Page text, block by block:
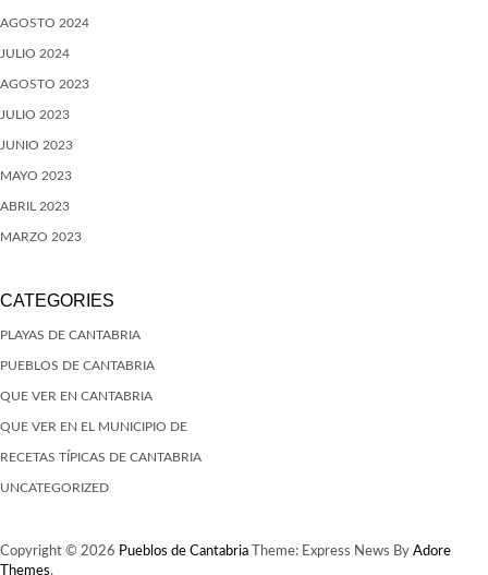
AGOSTO 2024
JULIO 2024
AGOSTO 2023
JULIO 2023
JUNIO 2023
MAYO 2023
ABRIL 2023
MARZO 2023
CATEGORIES
PLAYAS DE CANTABRIA
PUEBLOS DE CANTABRIA
QUE VER EN CANTABRIA
QUE VER EN EL MUNICIPIO DE
RECETAS TÍPICAS DE CANTABRIA
UNCATEGORIZED
Copyright © 2026 Pueblos de Cantabria Theme: Express News By Adore
Themes.